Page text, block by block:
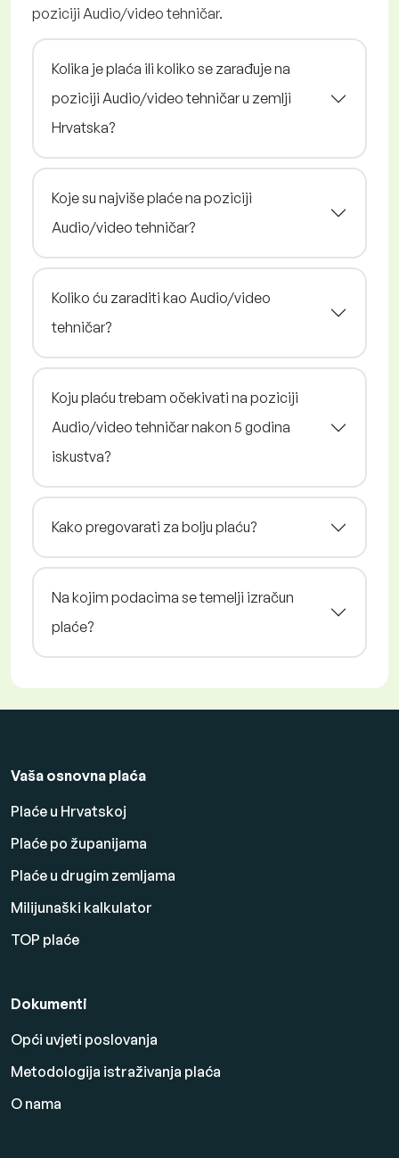
poziciji Audio/video tehničar.
Kolika je plaća ili koliko se zarađuje na
poziciji Audio/video tehničar u zemlji
Hrvatska?
Koje su najviše plaće na poziciji
Audio/video tehničar?
Koliko ću zaraditi kao Audio/video
tehničar?
Koju plaću trebam očekivati na poziciji
Audio/video tehničar nakon 5 godina
iskustva?
Kako pregovarati za bolju plaću?
Na kojim podacima se temelji izračun
plaće?
Vaša osnovna plaća
Plaće u Hrvatskoj
Plaće po županijama
Plaće u drugim zemljama
Milijunaški kalkulator
TOP plaće
Dokumenti
Opći uvjeti poslovanja
Metodologija istraživanja plaća
O nama